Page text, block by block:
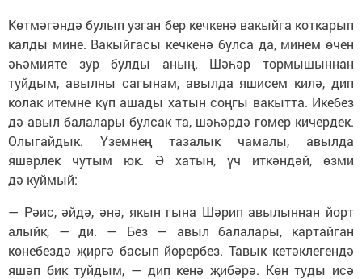
Көтмәгәндә булып узган бер кечкенә вакыйга коткарып
калды мине. Вакыйгасы кечкенә булса да, минем өчен
әһәмияте зур булды аның. Шәһәр тормышыннан
туйдым, авылны сагынам, авылда яшисем килә, дип
колак итемне күп ашады хатын соңгы вакытта. Икебез
дә авыл балалары булсак та, шәһәрдә гомер кичердек.
Олыгайдык. Үземнең тазалык чамалы, авылда
яшәрлек чутым юк. Ә хатын, үч иткәндәй, өзми
дә куймый:
— Рәис, әйдә, әнә, якын гына Шәрип авылыннан йорт
алыйк, — ди. — Без — авыл балалары, картайган
көнебездә җиргә басып йөрербез. Тавык кетәклегендә
яшәп бик туйдым, — дип кенә җибәрә. Көн туды исә